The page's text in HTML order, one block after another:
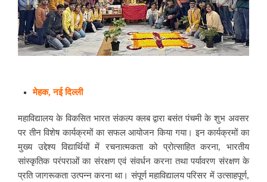
मेहक, नई दिल्ली
महाविद्यालय के विकसित भारत संकल्प क्लब द्वारा बसंत पंचमी के शुभ अवसर
पर तीन विशेष कार्यक्रमों का सफल आयोजन किया गया। इन कार्यक्रमों का
मुख्य उद्देश्य विद्यार्थियों में रचनात्मकता को प्रोत्साहित करना, भारतीय
सांस्कृतिक परंपराओं का संरक्षण एवं संवर्धन करना तथा पर्यावरण संरक्षण के
प्रति जागरूकता उत्पन्न करना था। संपूर्ण महाविद्यालय परिसर में उत्साहपूर्ण,